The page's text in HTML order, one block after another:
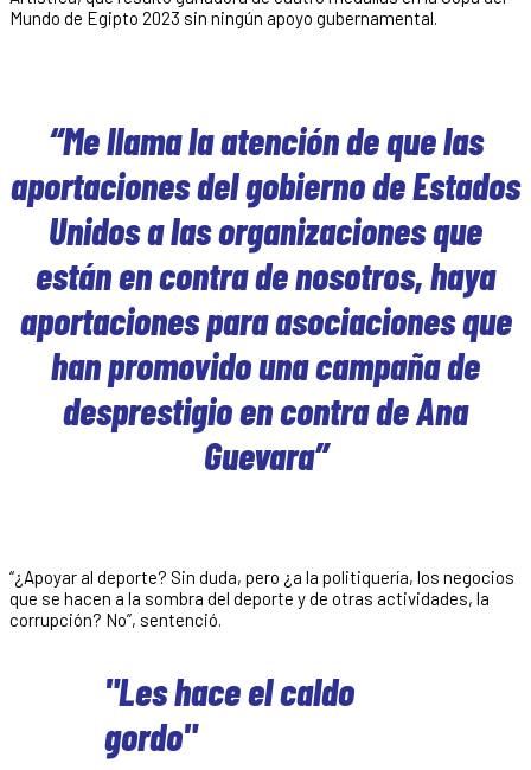
Mundo de Egipto 2023 sin ningún apoyo gubernamental.
“Me llama la atención de que las
aportaciones del gobierno de Estados
Unidos a las organizaciones que
están en contra de nosotros, haya
aportaciones para asociaciones que
han promovido una campaña de
desprestigio en contra de Ana
Guevara”
“¿Apoyar al deporte? Sin duda, pero ¿a la politiquería, los negocios
que se hacen a la sombra del deporte y de otras actividades, la
corrupción? No”, sentenció.
"Les hace el caldo
gordo"